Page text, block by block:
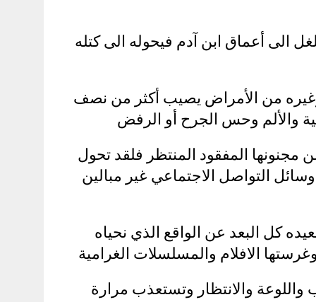
الى أعماق ابن آدم فيحوله الى كتله
وغيره من الأمراض يصيب أكثر من نصف
والألم وحس الجرح أو الرفض
المفقود المنتظر فلقد تحول
التواصل الاجتماعي غير مبالين
كل البعد عن الواقع الذي نحياه
الافلام والمسلسلات الغرامية
واللوعة والانتظار وتستعذب مرارة